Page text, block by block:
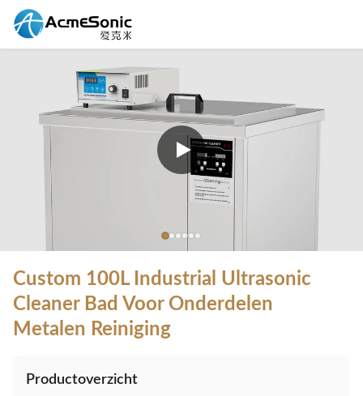
Custom 100L Industrial Ultrasonic
Cleaner Bad Voor Onderdelen
Metalen Reiniging
Productoverzicht